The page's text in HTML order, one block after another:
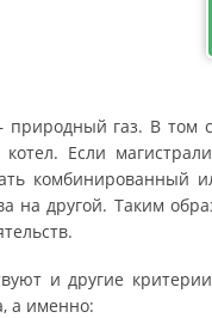
газ. В том
Если
комбинированный
на другой. Таким
и другие
а именно: